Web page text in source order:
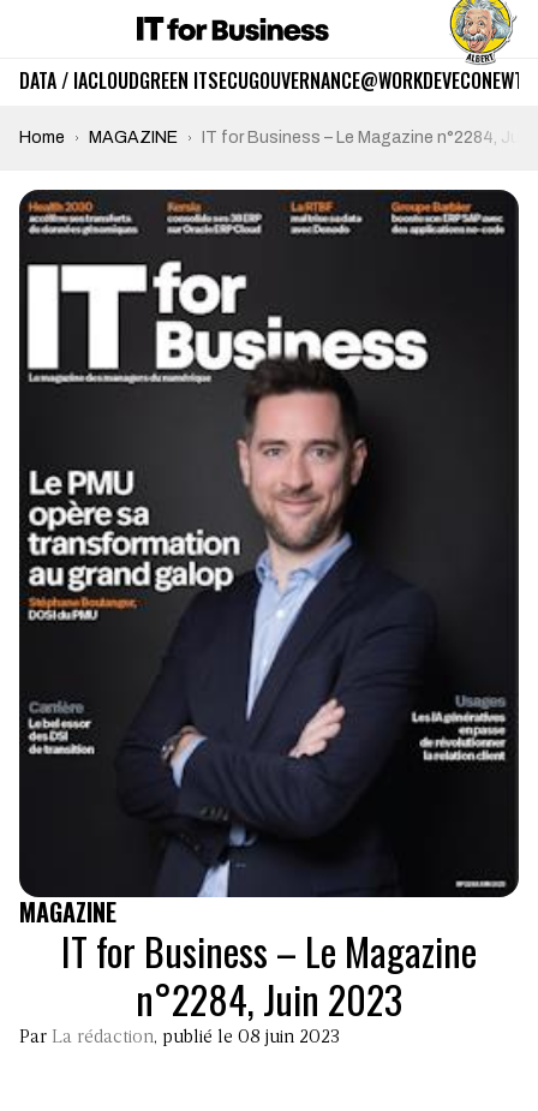
DATA / IACLOUDGREEN ITSECUGOUVERNANCE@WORKDEVECO
Home MAGAZINE IT for Business – Le Magazine n°2284, Juin
MAGAZINE
IT for Business – Le Magazine
n°2284, Juin 2023
Par La rédaction, publié le 08 juin 2023